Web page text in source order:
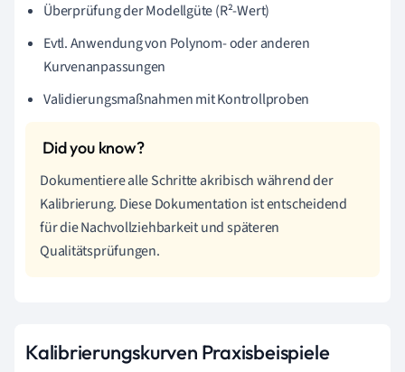
Überprüfung der Modellgüte (R²-Wert)
Evtl. Anwendung von Polynom- oder anderen
Kurvenanpassungen
Validierungsmaßnahmen mit Kontrollproben
Dokumentiere alle Schritte akribisch während der
Kalibrierung. Diese Dokumentation ist entscheidend
für die Nachvollziehbarkeit und späteren
Qualitätsprüfungen.
Kalibrierungskurven Praxisbeispiele